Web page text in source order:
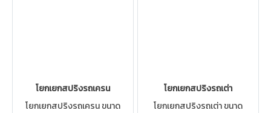
โยกเยกสปริงรถเครน
โยกเยกสปริงรถเครน ขนาด
โยกเยกสปริงรถเต่า
โยกเยกสปริงรถเต่า ขนาด